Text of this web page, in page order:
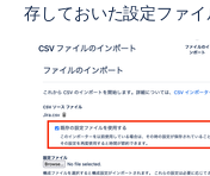
存しておいた設定ファイ